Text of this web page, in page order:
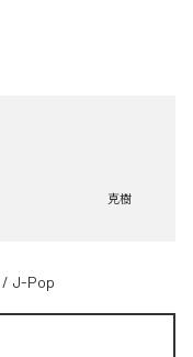
克樹
/ J-Pop